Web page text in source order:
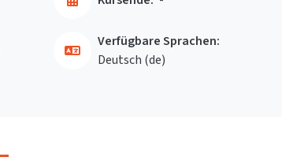
Verfügbare Sprachen:
Deutsch ‎(de)‎